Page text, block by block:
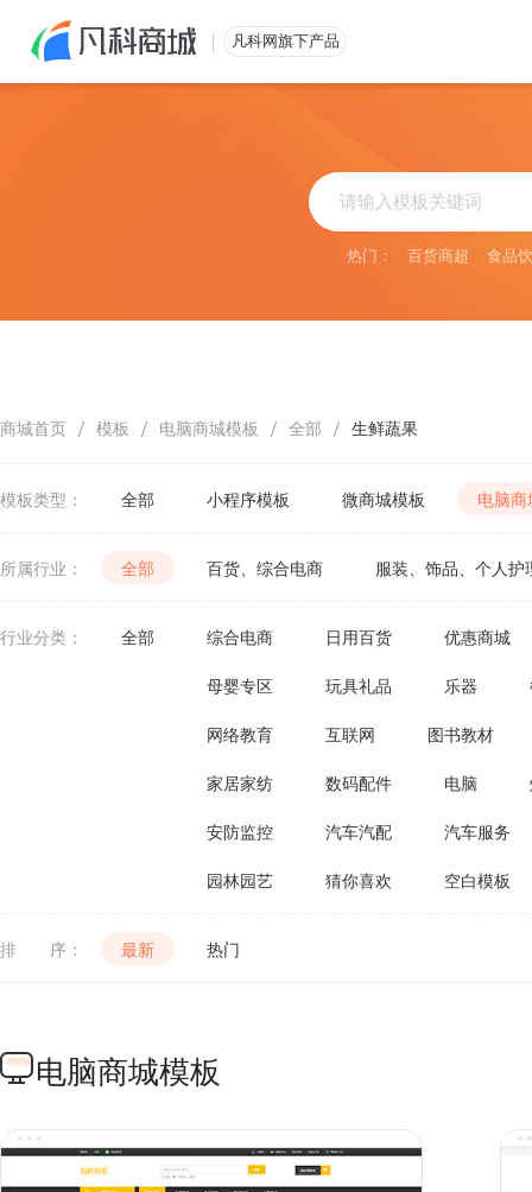
凡科网旗下产品
热门： 百货商超 食品
商城首页 / 模板 / 电脑商城模板 / 全部 / 生鲜蔬果
模板类型： 全部 小程序模板 微商城模板 电脑
所属行业： 全部 百货、综合电商 服装、饰品、个人护
行业分类：
全部 综合电商 日用百货 优惠商城
母婴专区 玩具礼品 乐器
网络教育 互联网 图书教材
家居家纺 数码配件 电脑
安防监控 汽车汽配 汽车服务
园林园艺 猜你喜欢 空白模板
排 序： 最新 热门
电脑商城模板